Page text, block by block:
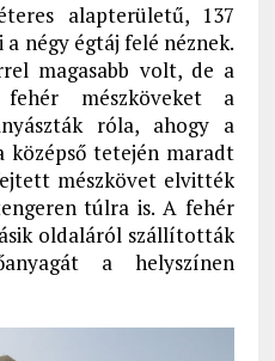
alapterületű, 137
négy égtáj felé néznek.
magasabb volt, de a
mészköveket a
róla, ahogy a
középső tetején maradt
mészkövet elvitték
túlra is. A fehér
oldaláról szállították
a helyszínen